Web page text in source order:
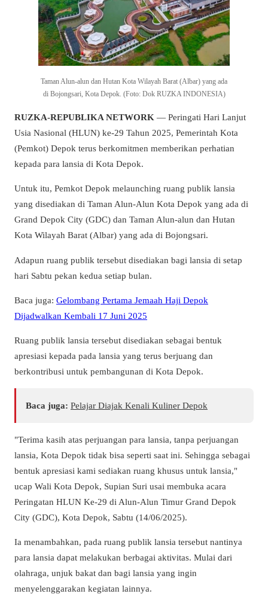
Taman Alun-alun dan Hutan Kota Wilayah Barat (Albar) yang ada
di Bojongsari, Kota Depok. (Foto: Dok RUZKA INDONESIA)
RUZKA-REPUBLIKA NETWORK — Peringati Hari Lanjut
Usia Nasional (HLUN) ke-29 Tahun 2025, Pemerintah Kota
(Pemkot) Depok terus berkomitmen memberikan perhatian
kepada para lansia di Kota Depok.
Untuk itu, Pemkot Depok melaunching ruang publik lansia
yang disediakan di Taman Alun-Alun Kota Depok yang ada di
Grand Depok City (GDC) dan Taman Alun-alun dan Hutan
Kota Wilayah Barat (Albar) yang ada di Bojongsari.
Adapun ruang publik tersebut disediakan bagi lansia di setap
hari Sabtu pekan kedua setiap bulan.
Baca juga: Gelombang Pertama Jemaah Haji Depok
Dijadwalkan Kembali 17 Juni 2025
Ruang publik lansia tersebut disediakan sebagai bentuk
apresiasi kepada pada lansia yang terus berjuang dan
berkontribusi untuk pembangunan di Kota Depok.
Baca juga: Pelajar Diajak Kenali Kuliner Depok
"Terima kasih atas perjuangan para lansia, tanpa perjuangan
lansia, Kota Depok tidak bisa seperti saat ini. Sehingga sebagai
bentuk apresiasi kami sediakan ruang khusus untuk lansia,"
ucap Wali Kota Depok, Supian Suri usai membuka acara
Peringatan HLUN Ke-29 di Alun-Alun Timur Grand Depok
City (GDC), Kota Depok, Sabtu (14/06/2025).
Ia menambahkan, pada ruang publik lansia tersebut nantinya
para lansia dapat melakukan berbagai aktivitas. Mulai dari
olahraga, unjuk bakat dan bagi lansia yang ingin
menyelenggarakan kegiatan lainnya.